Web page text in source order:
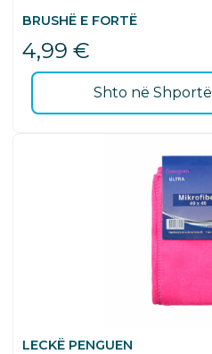
BRUSHË E FORTË
4,99 €
Shto në Shportë
LECKË PENGUEN